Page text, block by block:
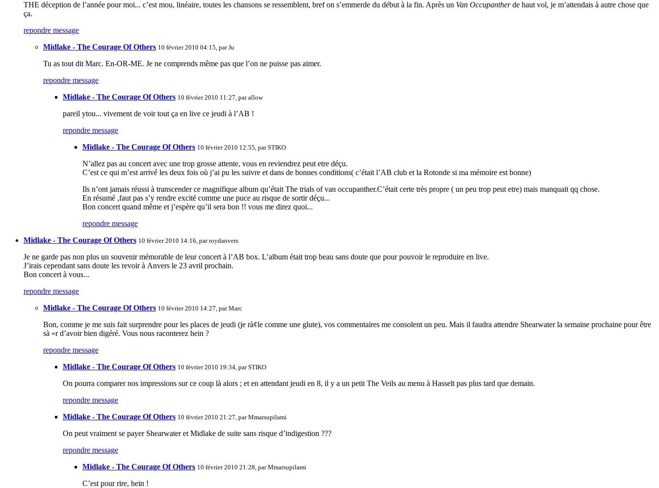
THE déception de l’année pour moi... c’est mou, linéaire, toutes les chansons se ressemblent, bref on s’emmerde du début à la fin. Après un Van Occupantherde haut vol, je m’attendais à autre chose que
ça.
repondre message
Midlake - The Courage Of Others 10 février 2010 04:15, parJu
Tu as tout dit Marc. En-OR-ME. Je ne comprends même pas que l’on ne puisse pas aimer.
repondre message
Midlake - The Courage Of Others 10 février 2010 11:27, parallow
pareil ytou... vivement de voir tout ça en live ce jeudi à l’AB !
repondre message
Midlake - The Courage Of Others 10 février 2010 12:55, parSTIKO
N’allez pas au concert avec une trop grosse attente, vous en reviendrez peut etre déçu.
C’est ce qui m’est arrivé les deux fois où j’ai pu les suivre et dans de bonnes conditions( c’était l’AB club et la Rotonde si ma mémoire est bonne)
Ils n’ont jamais réussi à transcender ce magnifique album qu’était The trials of van occupanther.C’était certe très propre ( un peu trop peut etre) mais manquait qq chose.
En résumé ,faut pas s’y rendre excité comme une puce au risque de sortir déçu...
Bon concert quand même et j’espère qu’il sera bon !! vous me direz quoi...
repondre message
Midlake - The Courage Of Others 10 février 2010 14:16, parroydanvers
Je ne garde pas non plus un souvenir mémorable de leur concert à l’AB box. L’album était trop beau sans doute que pour pouvoir le reproduire en live.
J’irais cependant sans doute les revoir à Anvers le 23 avril prochain.
Bon concert à vous...
repondre message
Midlake - The Courage Of Others 10 février 2010 14:27, parMarc
Bon, comme je me suis fait surprendre pour les places de jeudi (je rà¢le comme une glute), vos commentaires me consolent un peu. Mais il faudra attendre Shearwater la semaine prochaine pour être
sà »r d’avoir bien digéré. Vous nous raconterez hein ?
repondre message
Midlake - The Courage Of Others 10 février 2010 19:34, parSTIKO
On pourra comparer nos impressions sur ce coup là alors ; et en attendant jeudi en 8, il y a un petit The Veils au menu à Hasselt pas plus tard que demain.
repondre message
Midlake - The Courage Of Others 10 février 2010 21:27, parMmarsupilami
On peut vraiment se payer Shearwater et Midlake de suite sans risque d’indigestion ???
repondre message
Midlake - The Courage Of Others 10 février 2010 21:28, parMmarsupilami
C’est pour rire, hein !